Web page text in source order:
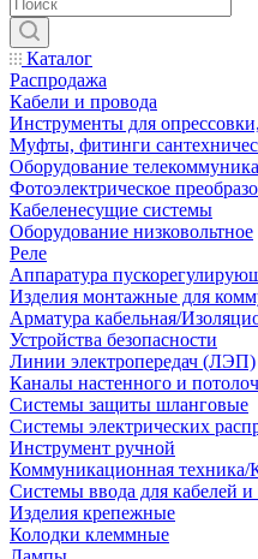
Каталог
Распродажа
Кабели и провода
Инструменты для
Муфты, фитинги
Оборудование
Фотоэлектрическое
Кабеленесущие системы
Оборудование низковольтное
Реле
Аппаратура
Изделия монтажные для
Арматура кабельная/
Устройства безопасности
Линии электропередач (ЛЭП)
Каналы настенного и
Системы защиты шланговые
Системы электрических
Инструмент ручной
Коммуникационная
Системы ввода для кабелей и
Изделия крепежные
Колодки клеммные